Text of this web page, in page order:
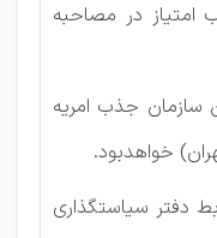
در مصاحبه
سازمان جذب امریه
خواهدبود.
دفتر سیاستگذاری